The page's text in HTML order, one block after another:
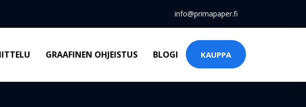
info@primapaper.fi
GRAAFINEN OHJEISTUS BLOGI KAUPPA